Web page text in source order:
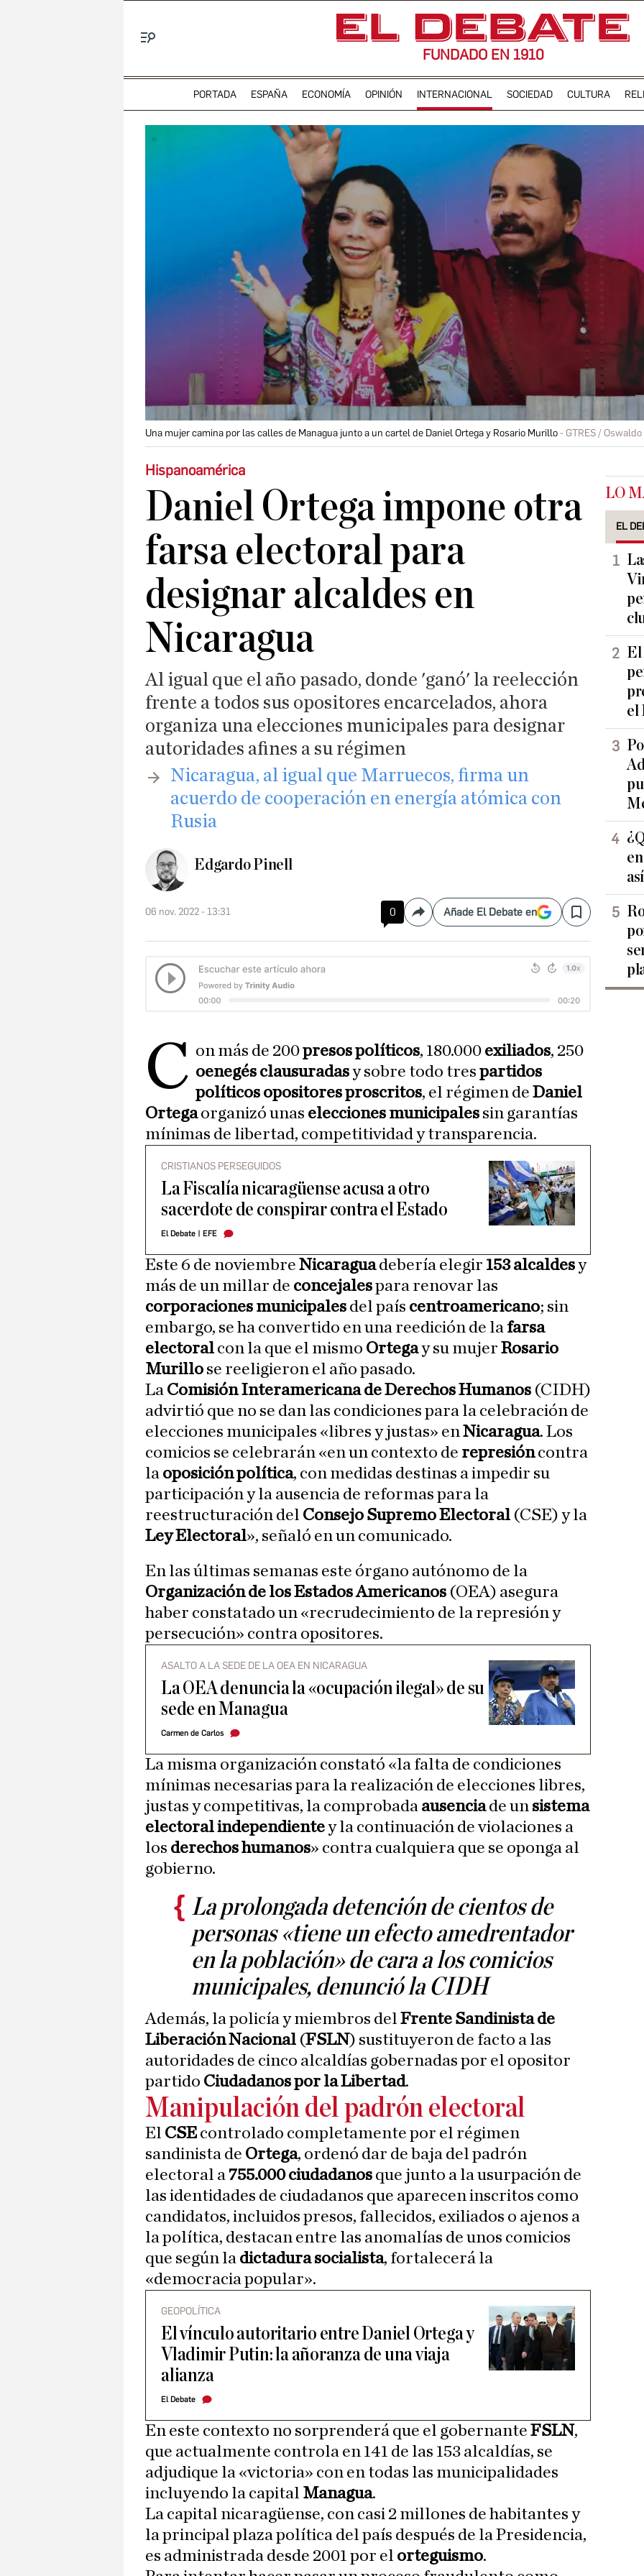
FUNDADO EN 1910
PORTADA ESPAÑA ECONOMÍA OPINIÓN INTERNACIONAL SOCIEDAD CULTURA
Una mujer camina por las calles de Managua junto a un cartel de Daniel Ortega y Rosario Murillo GTRES / Oswaldo
Hispanoamérica
Daniel Ortega impone otra
farsa electoral para
designar alcaldes en
Nicaragua
Al igual que el año pasado, donde 'ganó' la reelección
frente a todos sus opositores encarcelados, ahora
organiza una elecciones municipales para designar
autoridades afines a su régimen
Nicaragua, al igual que Marruecos, firma un
acuerdo de cooperación en energía atómica con
Rusia
Edgardo Pinell
06 nov. 2022 - 13:31 0 CompartirAñade El Debate en Save
C on más de 200presos políticos, 180.000 exiliados, 250
oenegés clausuradasy sobre todo trespartidos
políticos opositores proscritos, el régimen deDaniel
Ortegaorganizó unas elecciones municipales sin garantías
mínimas de libertad, competitividad y transparencia.
CRISTIANOS PERSEGUIDOS
La Fiscalía nicaragüense acusa a otro
sacerdote de conspirar contra el Estado
El Debate EFE
Este 6 de noviembre Nicaraguadebería elegir 153 alcaldesy
más de un millar de concejalespara renovar las
corporaciones municipales del país centroamericano; sin
embargo, se ha convertido en una reedición de la farsa
electoral con la que el mismo Ortegay su mujer Rosario
Murillo se reeligieron el año pasado.
La Comisión Interamericana de Derechos Humanos (CIDH)
advirtió que no se dan las condiciones para la celebración de
elecciones municipales «libres y justas» enNicaragua. Los
comicios se celebrarán «en un contexto de represióncontra
la oposición política, con medidas destinas a impedir su
participación y la ausencia de reformas para la
reestructuración del Consejo Supremo Electoral (CSE) y la
Ley Electoral», señaló en un comunicado.
En las últimas semanas este órgano autónomo de la
Organización de los Estados Americanos (OEA) asegura
haber constatado un «recrudecimiento de la represión y
persecución» contra opositores.
ASALTO A LA SEDE DE LA OEA EN NICARAGUA
La OEA denuncia la «ocupación ilegal» de su
sede en Managua
Carmen de Carlos
La misma organización constató «la falta de condiciones
mínimas necesarias para la realización de elecciones libres,
justas y competitivas, la comprobada ausenciade un sistema
electoral independientey la continuación de violaciones a
los derechos humanos» contra cualquiera que se oponga al
gobierno.
La prolongada detención de cientos de
personas «tiene un efecto amedrentador
en la población» de cara a los comicios
municipales, denunció la CIDH
Además, la policía y miembros del Frente Sandinista de
Liberación Nacional (FSLN) sustituyeron de facto a las
autoridades de cinco alcaldías gobernadas por el opositor
partido Ciudadanos por la Libertad.
Manipulación del padrón electoral
El CSE controlado completamente por el régimen
sandinista de Ortega, ordenó dar de baja del padrón
electoral a 755.000 ciudadanos que junto a la usurpación de
las identidades de ciudadanos que aparecen inscritos como
candidatos, incluidos presos, fallecidos, exiliados o ajenos a
la política, destacan entre las anomalías de unos comicios
que según la dictadura socialista, fortalecerá la
«democracia popular».
GEOPOLÍTICA
El vínculo autoritario entre Daniel Ortega y
Vladimir Putin: la añoranza de una viaja
alianza
El Debate
En este contexto no sorprenderá que el gobernante FSLN,
que actualmente controla en 141 de las 153 alcaldías, se
adjudique la «victoria» con en todas las municipalidades
incluyendo la capital Managua.
La capital nicaragüense, con casi 2 millones de habitantes y
la principal plaza política del país después de la Presidencia,
es administrada desde 2001 por el orteguismo.
LO
EL
El
el